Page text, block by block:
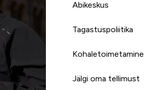
Abikeskus
Tagastuspoliitika
Kohaletoimetamine
Jälgi oma tellimust